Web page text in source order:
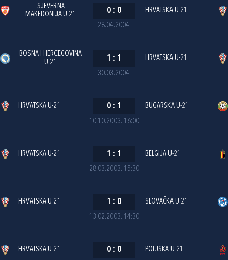
28.04.2004.
SJEVERNA
MAKEDONIJA U-21
0 : 0 HRVATSKA U-21
30.03.2004.
BOSNA I HERCEGOVINA
U-21
1 : 1 HRVATSKA U-21
10.10.2003. 16:00
HRVATSKA U-21 0 : 1 BUGARSKA U-21
28.03.2003. 15:30
HRVATSKA U-21 1 : 1 BELGIJA U-21
13.02.2003. 14:30
HRVATSKA U-21 1 : 0 SLOVAČKA U-21
HRVATSKA U-21 0 : 0 POLJSKA U-21